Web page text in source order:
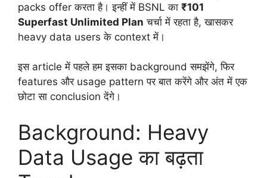
packs offer करता है। इन्हीं में BSNL का ₹101
Superfast Unlimited Plan चर्चा में रहता है, खासकर
heavy data users के context में।
इस article में पहले हम इसका background समझेंगे, फिर
features और usage pattern पर बात करेंगे और अंत में एक
छोटा सा conclusion देंगे।
Background: Heavy
Data Usage का बढ़ता